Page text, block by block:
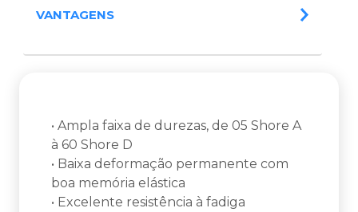
VANTAGENS
• Ampla faixa de durezas, de 05 Shore A
à 60 Shore D
• Baixa deformação permanente com
boa memória elástica
• Excelente resistência à fadiga